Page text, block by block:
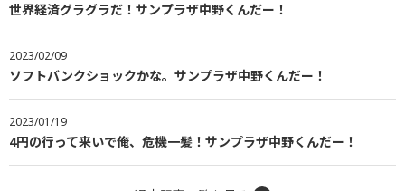
世界経済グラグラだ！サンプラザ中野くんだー！
2023/02/09
ソフトバンクショックかな。サンプラザ中野くんだー！
2023/01/19
4円の行って来いで俺、危機一髪！サンプラザ中野くんだー！